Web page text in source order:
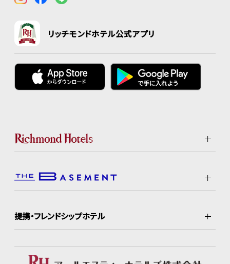
リッチモンドホテル公式アプリ
提携・フレンドシップホテル